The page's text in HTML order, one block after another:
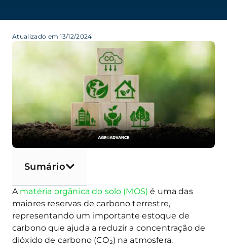
Atualizado em 13/12/2024
Sumário
A matéria orgânica do solo (MOS) é uma das
maiores reservas de carbono terrestre,
representando um importante estoque de
carbono que ajuda a reduzir a concentração de
dióxido de carbono (CO₂) na atmosfera.